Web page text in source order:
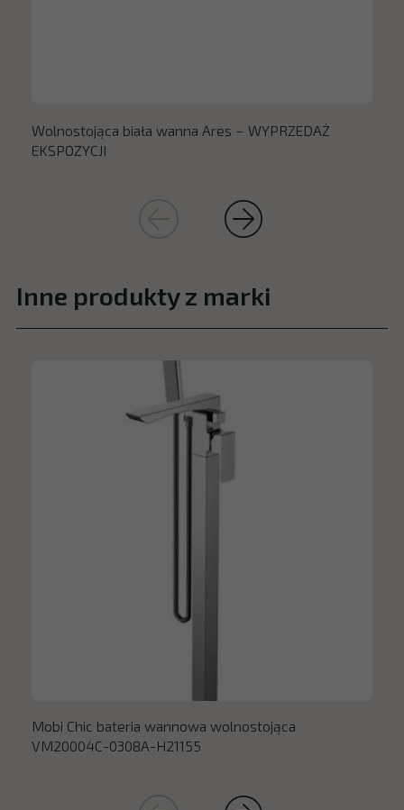
Wolnostojąca biała wanna Ares – WYPRZEDAŻ
EKSPOZYCJI
Inne produkty z marki
Mobi Chic bateria wannowa wolnostojąca
VM20004C-0308A-H21155